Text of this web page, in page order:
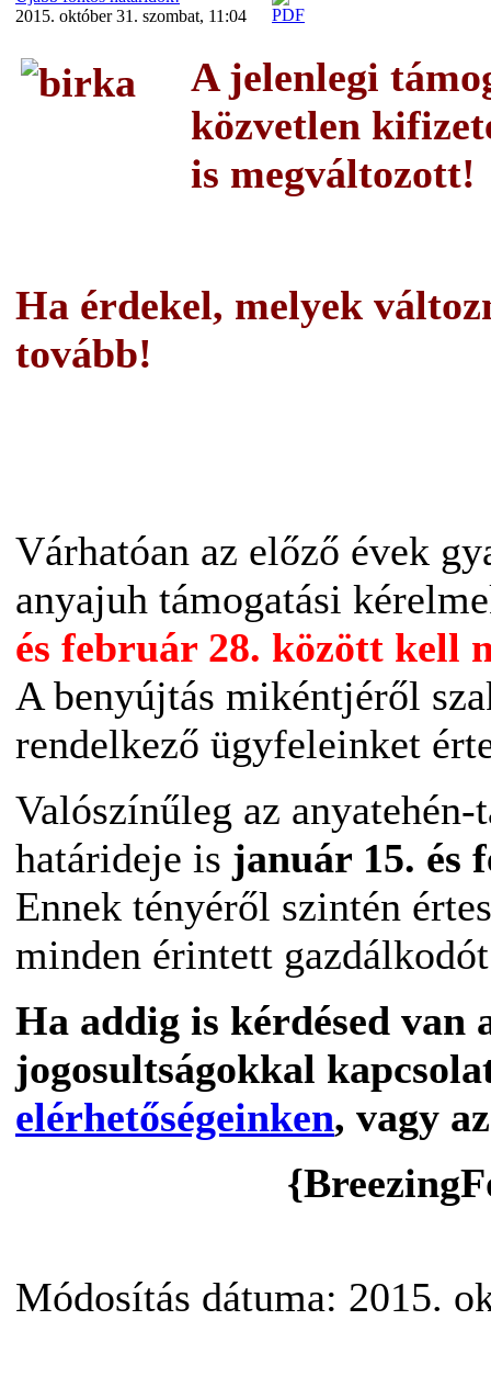
2015. október 31. szombat, 11:04
A jelenlegi
közvetlen
is megváltozott!
Ha érdekel, melyek
tovább!
Várhatóan az előző évek
anyajuh támogatási
és február 28. között kell
A benyújtás mikéntjéről
rendelkező ügyfeleinket
Valószínűleg az
határideje is január 15. és
Ennek tényéről szintén
minden érintett
Ha addig is kérdésed van
jogosultságokkal
elérhetőségeinken, vagy
Módosítás dátuma: 2015.